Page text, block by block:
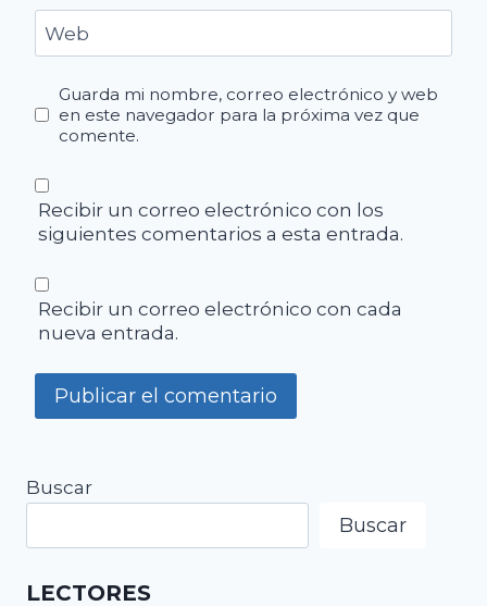
Web
Guarda mi nombre, correo electrónico y web
en este navegador para la próxima vez que
comente.
Recibir un correo electrónico con los
siguientes comentarios a esta entrada.
Recibir un correo electrónico con cada
nueva entrada.
Buscar
Buscar
LECTORES